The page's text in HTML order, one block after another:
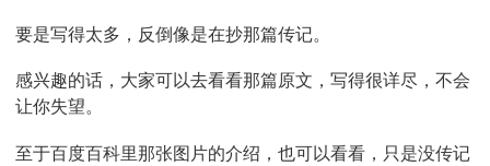
要是写得太多，反倒像是在抄那篇传记。
感兴趣的话，大家可以去看看那篇原文，写得很详尽，不会
让你失望。
至于百度百科里那张图片的介绍，也可以看看，只是没传记